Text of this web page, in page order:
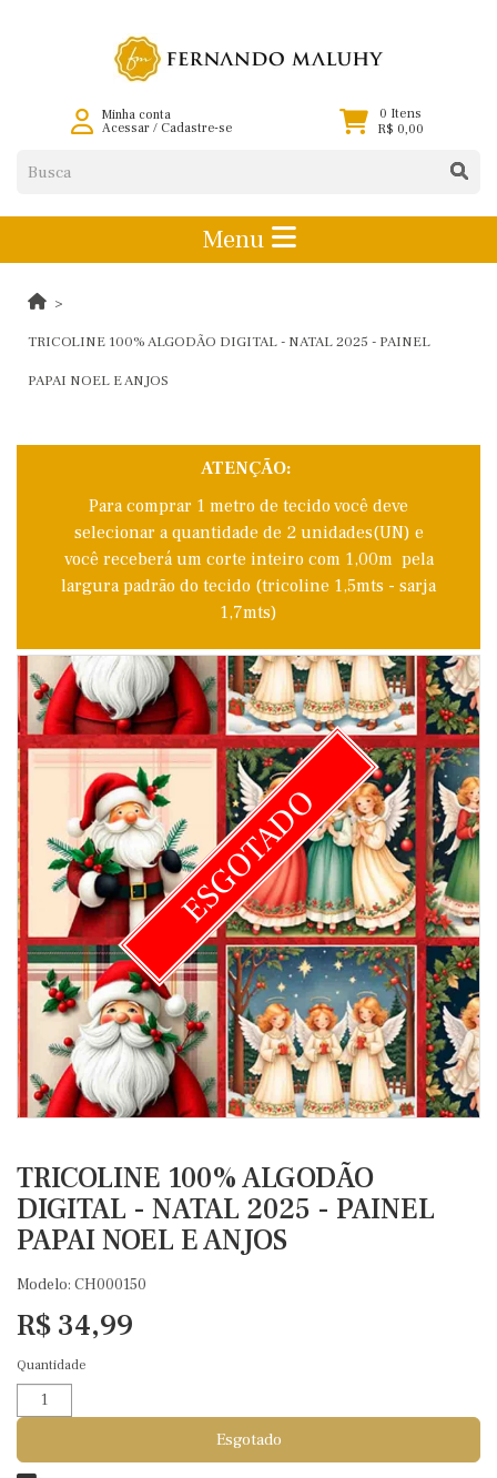
Minha conta
Acessar/ Cadastre-se
0 Itens
R$ 0,00
Menu
TRICOLINE 100% ALGODÃO DIGITAL - NATAL 2025 - PAINEL
PAPAI NOEL E ANJOS
ATENÇÃO:
Para comprar 1 metro de tecido você deve
selecionar a quantidade de 2 unidades(UN) e
você receberá um corte inteiro com 1,00m pela
largura padrão do tecido (tricoline 1,5mts - sarja
1,7mts)
ESGOTADO
TRICOLINE 100% ALGODÃO
DIGITAL - NATAL 2025 - PAINEL
PAPAI NOEL E ANJOS
Modelo: CH000150
R$ 34,99
Quantidade
Esgotado